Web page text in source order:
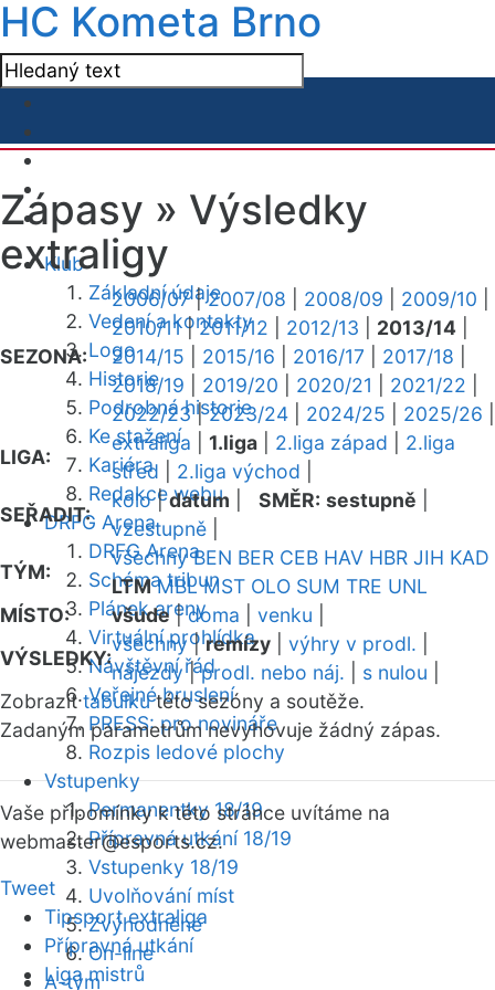
HC Kometa Brno
Klub
Základní údaje
Vedení a kontakty
Logo
Historie
Podrobná historie
Ke stažení
Kariéra
Redakce webu
DRFG Arena
DRFG Arena
Schéma tribun
Plánek areny
Virtuální prohlídka
Návštěvní řád
Veřejné bruslení
PRESS: pro novináře
Rozpis ledové plochy
Vstupenky
Permanentky 18/19
Přípravná utkání 18/19
Vstupenky 18/19
Uvolňování míst
Zvýhodněné
On-line
A-tým
Zápasy » Výsledky
extraligy
SEZONA:
2006/07|2007/08 2008/09 2009/10
2010/11|2011/12 2012/13 2013/14
2014/15
2015/16 2016/17 2017/18
2018/19
2019/20 2020/21 2021/22
2022/23|2023/24 2024/25 2025/26
LIGA:
extraliga 1.liga 2.liga západ
2.liga
střed
2.liga východ
SEŘADIT:
kolo|datum SMĚR: sestupně
vzestupně
TÝM:
všechny BEN BER CEB HAV HBR JIH KAD
LTM MBL MST OLO SUM TRE UNL
MÍSTO:
všude|doma venku
VÝSLEDKY:
všechny|remízy výhry v prodl.
nájezdy|prodl. nebo náj. s nulou
Zobrazittabulkutéto sezóny a soutěže.
Zadaným parametrům nevyhovuje žádný zápas.
Vaše připomínky k této stránce uvítáme na
webmaster@esports.cz.
Tweet
Tipsport extraliga
Přípravná utkání
Liga mistrů